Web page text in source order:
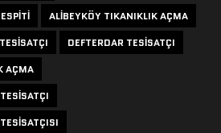
ALIBEYKÖY TIKANIKLIK AÇMA
DEFTERDAR TESISATÇI
AÇMA